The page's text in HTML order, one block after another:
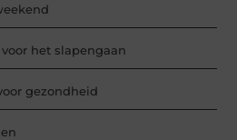
het slapengaan
gezondheid